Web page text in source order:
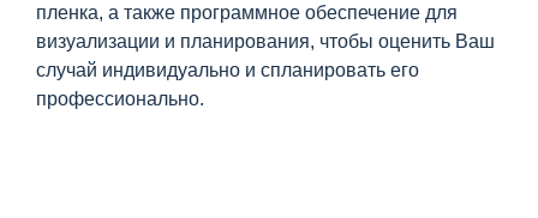
пленка, а также программное обеспечение для
визуализации и планирования, чтобы оценить Ваш
случай индивидуально и спланировать его
профессионально.